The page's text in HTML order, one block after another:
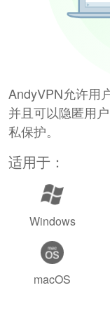
AndyVPN允许用
并且可以隐匿用
私保护。
适用于：
Windows
macOS